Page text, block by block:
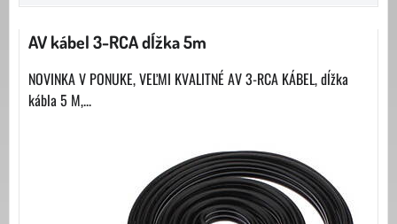
AV kábel 3-RCA dĺžka 5m
NOVINKA V PONUKE, VEĽMI KVALITNÉ AV 3-RCA KÁBEL, dĺžka
kábla 5 M,...